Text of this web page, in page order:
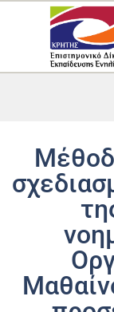
Μετάβαση
περιεχόμενο